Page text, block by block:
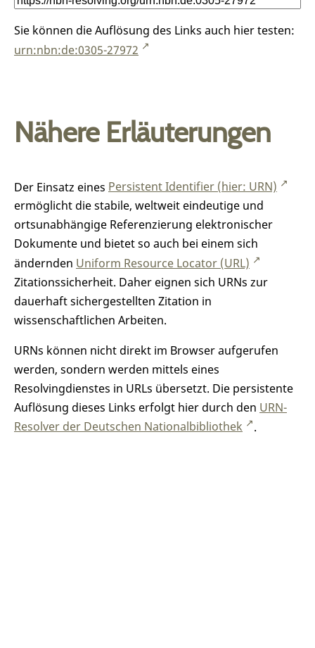
Sie können die Auflösung des Links auch hier testen:
urn:nbn:de:0305-27972
Nähere Erläuterungen
Der Einsatz eines Persistent Identifier (hier: URN)
ermöglicht die stabile, weltweit eindeutige und
ortsunabhängige Referenzierung elektronischer
Dokumente und bietet so auch bei einem sich
ändernden Uniform Resource Locator (URL)
Zitationssicherheit. Daher eignen sich URNs zur
dauerhaft sichergestellten Zitation in
wissenschaftlichen Arbeiten.
URNs können nicht direkt im Browser aufgerufen
werden, sondern werden mittels eines
Resolvingdienstes in URLs übersetzt. Die persistente
Auflösung dieses Links erfolgt hier durch den URN-
Resolver der Deutschen Nationalbibliothek
.